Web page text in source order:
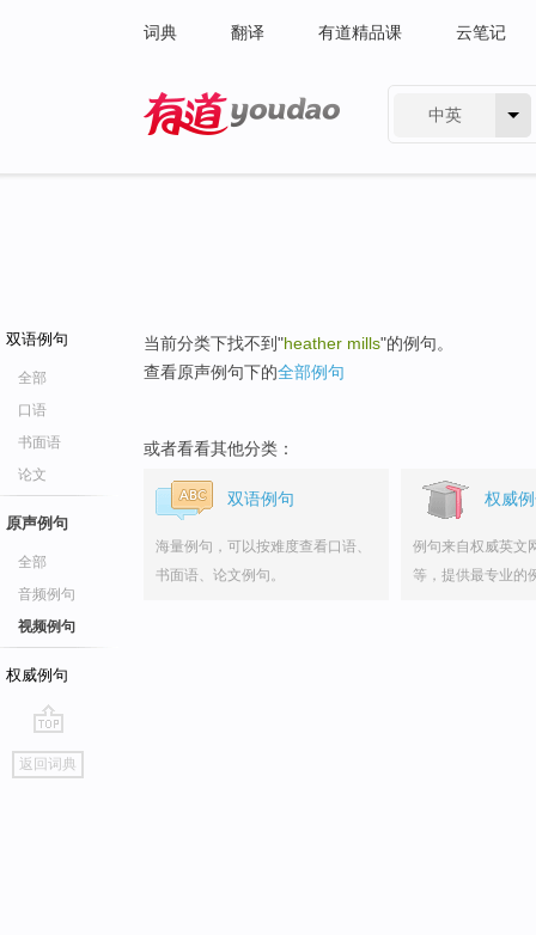
词典 翻译 有道精品课 云笔记
中英
双语例句
全部
口语
书面语
论文
原声例句
全部
音频例句
视频例句
权威例句
go
top
返回词典
当前分类下找不到"heather mills"的例句。
查看原声例句下的全部例句
或者看看其他分类：
双语例句
海量例句，可以按难度查看口语、
书面语、论文例句。
权威
例句来自权威英文
等，提供最专业的